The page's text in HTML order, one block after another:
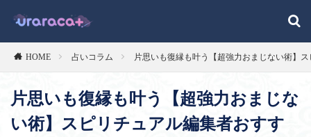
HOME 占いコラム 片思いも復縁も叶う【超強力おまじない術】
片思いも復縁も叶う【超強力おまじな
い術】スピリチュアル編集者おすす